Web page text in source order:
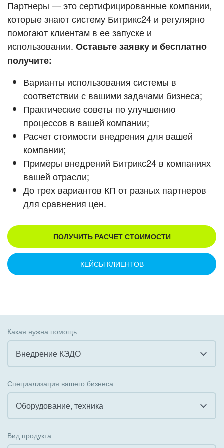
ВХОД
ВХОД
Смотреть видеокейсы
Партнеры — это сертифицированные компании,
которые знают систему Битрикс24 и регулярно
помогают клиентам в ее запуске и
использовании. Оставьте заявку и бесплатно
получите:
Варианты использования системы в
соответствии с вашими задачами бизнеса;
Практические советы по улучшению
процессов в вашей компании;
Расчет стоимости внедрения для вашей
компании;
Примеры внедрений Битрикс24 в компаниях
вашей отрасли;
До трех вариантов КП от разных партнеров
для сравнения цен.
ПОЛУЧИТЬ РАСЧЕТ СТОИМОСТИ
КЕЙСЫ КЛИЕНТОВ
Какая нужна помощь
Внедрение КЭДО
Внедрение КЭДО
Интеграция с 1С
Специализация вашего бизнеса
Оборудование, техника
Вид продукта